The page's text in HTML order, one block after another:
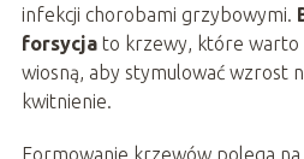
infekcji chorobami grzybowymi.
forsycjato krzewy, które warto
wiosną, aby stymulować wzrost
kwitnienie.
Formowanie krzewów polega na